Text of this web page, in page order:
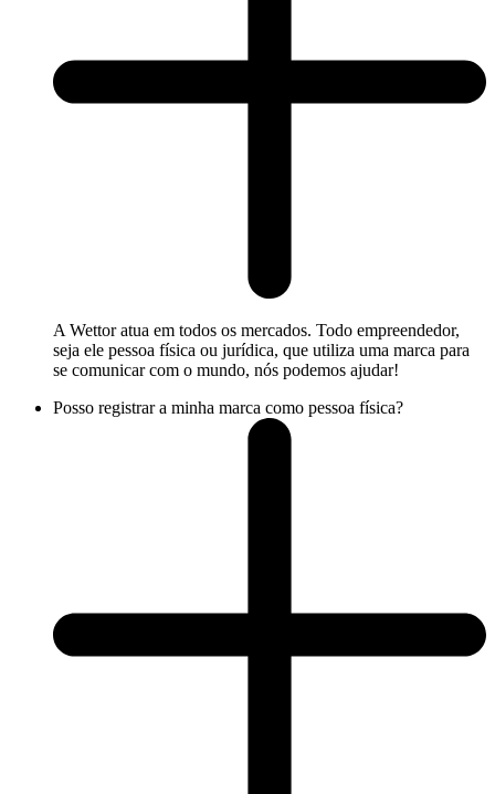
A Wettor atua em todos os mercados. Todo empreendedor,
seja ele pessoa física ou jurídica, que utiliza uma marca para
se comunicar com o mundo, nós podemos ajudar!
Posso registrar a minha marca como pessoa física?